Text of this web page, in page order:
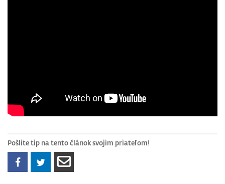
Pošlite tip na tento článok svojim priateľom!